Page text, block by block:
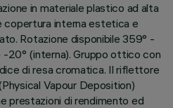
in materiale plastico ad alta
interna estetica e
Rotazione disponibile 359° -
20° (interna). Gruppo ottico con
di resa cromatica. Il riflettore
Vapour Deposition)
di rendimento ed